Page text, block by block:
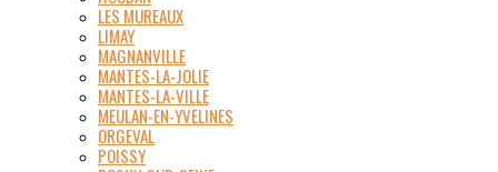
LES MUREAUX
LIMAY
MAGNANVILLE
MANTES-LA-JOLIE
MANTES-LA-VILLE
MEULAN-EN-YVELINES
ORGEVAL
POISSY